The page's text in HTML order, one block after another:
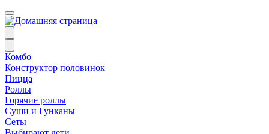
Комбо
Конструктор половинок
Пицца
Роллы
Горячие роллы
Суши и Гунканы
Сеты